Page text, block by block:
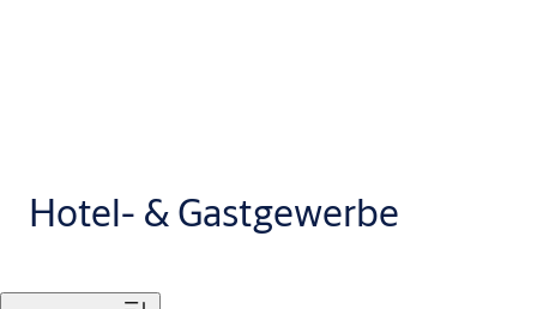
Hotel- & Gastgewerbe